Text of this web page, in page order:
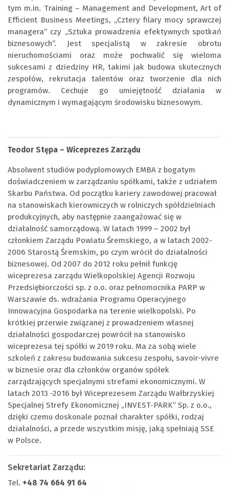
tym m.in. Training – Management and Development, Art of
Efficient Business Meetings, „Cztery filary mocy sprawczej
managera” czy „Sztuka prowadzenia efektywnych spotkań
biznesowych”. Jest specjalistą w zakresie obrotu
nieruchomościami oraz może pochwalić się wieloma
sukcesami z dziedziny HR, takimi jak budowa skutecznych
zespołów, rekrutacja talentów oraz tworzenie dla nich
programów. Cechuje go umiejętność działania w
dynamicznym i wymagającym środowisku biznesowym.
Teodor Stępa – Wiceprezes Zarządu
Absolwent studiów podyplomowych EMBA z bogatym
doświadczeniem w zarządzaniu spółkami, także z udziałem
Skarbu Państwa. Od początku kariery zawodowej pracował
na stanowiskach kierowniczych w rolniczych spółdzielniach
produkcyjnych, aby następnie zaangażować się w
działalność samorządową. W latach 1999 – 2002 był
członkiem Zarządu Powiatu Śremskiego, a w latach 2002-
2006 Starostą Śremskim, po czym wrócił do działalności
biznesowej. Od 2007 do 2012 roku pełnił funkcję
wiceprezesa zarządu Wielkopolskiej Agencji Rozwoju
Przedsiębiorczości sp. z o.o. oraz pełnomocnika PARP w
Warszawie ds. wdrażania Programu Operacyjnego
Innowacyjna Gospodarka na terenie wielkopolski. Po
krótkiej przerwie związanej z prowadzeniem własnej
działalności gospodarczej powrócił na stanowisko
wiceprezesa tej spółki w 2019 roku. Ma za sobą wiele
szkoleń z zakresu budowania sukcesu zespołu, savoir-vivre
w biznesie oraz dla członków organów spółek
zarządzających specjalnymi strefami ekonomicznymi. W
latach 2013 -2016 był Wiceprezesem Zarządu Wałbrzyskiej
Specjalnej Strefy Ekonomicznej „INVEST-PARK” Sp. z o.o.,
dzięki czemu doskonale poznał charakter spółki, rodzaj
działalności, a przede wszystkim misję, jaką spełniają SSE
w Polsce.
Sekretariat Zarządu:
Tel. +48 74 664 91 64